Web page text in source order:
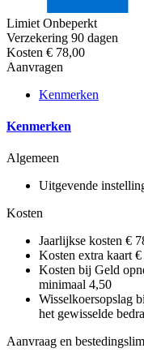
Limiet Onbeperkt
Verzekering 90 dagen
Kosten € 78,00
Aanvragen
Kenmerken
Kenmerken
Algemeen
Uitgevende
Kosten
Jaarlijkse kosten €
Kosten extra kaart €
Kosten bij Geld
minimaal 4,50
Wisselkoersopslag
het gewisselde
Aanvraag en